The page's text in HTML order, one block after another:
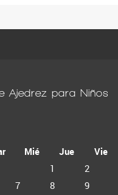
Ajedrez para Niños
Mié Jue Vie
1
2
7 8 9